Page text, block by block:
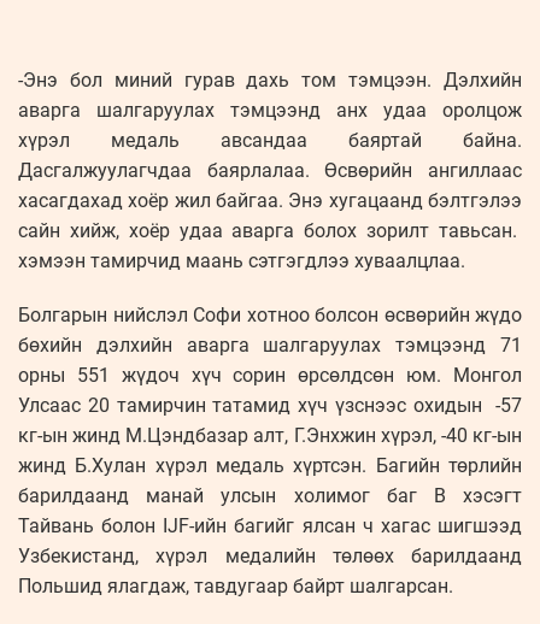
-Энэ бол миний гурав дахь том тэмцээн. Дэлхийн
аварга шалгаруулах тэмцээнд анх удаа оролцож
хүрэл медаль авсандаа баяртай байна.
Дасгалжуулагчдаа баярлалаа. Өсвөрийн ангиллаас
хасагдахад хоёр жил байгаа. Энэ хугацаанд бэлтгэлээ
сайн хийж, хоёр удаа аварга болох зорилт тавьсан.
хэмээн тамирчид маань сэтгэгдлээ хуваалцлаа.
Болгарын нийслэл Софи хотноо болсон өсвөрийн жүдо
бөхийн дэлхийн аварга шалгаруулах тэмцээнд 71
орны 551 жүдоч хүч сорин өрсөлдсөн юм. Монгол
Улсаас 20 тамирчин татамид хүч үзснээс охидын -57
кг-ын жинд М.Цэндбазар алт, Г.Энхжин хүрэл, -40 кг-ын
жинд Б.Хулан хүрэл медаль хүртсэн. Багийн төрлийн
барилдаанд манай улсын холимог баг B хэсэгт
Тайвань болон IJF-ийн багийг ялсан ч хагас шигшээд
Узбекистанд, хүрэл медалийн төлөөх барилдаанд
Польшид ялагдаж, тавдугаар байрт шалгарсан.